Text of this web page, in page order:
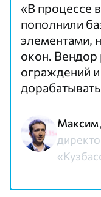
«В процессе
пополнили
элементами,
окон. Вендор
ограждений
Максим